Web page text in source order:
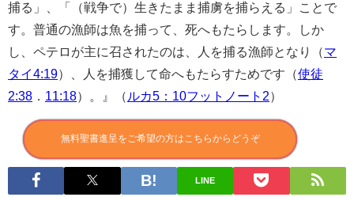
捕る」、「（戦争で）生きたまま捕虜を捕らえる」ことで
す。普通の漁師は魚を捕って、死へもたらします。しか
し、ペテロが主に召されたのは、人を捕る漁師となり（マ
タイ4:19）、人を捕獲して命へもたらすためです（使徒
2:38 ． 11:18）。』（ ルカ5：10フットノート2）
無料聖書進呈をご希望の方はこちらからどうぞ
LINE